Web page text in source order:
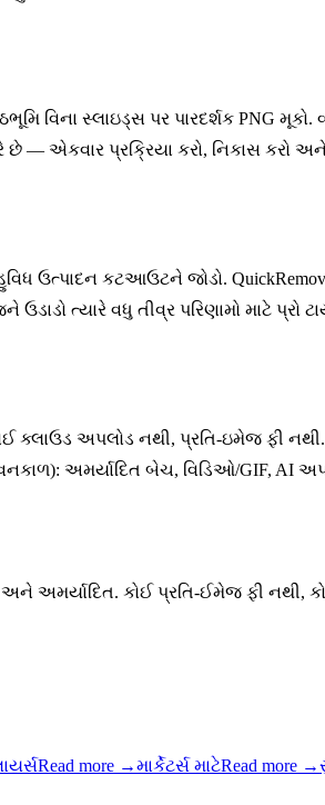
વિના સ્લાઇડ્સ પર પારદર્શક PNG
એકવાર પ્રક્રિયા કરો, નિકાસ કરો અને
ઉત્પાદન કટઆઉટને જોડો.
ત્યારે વધુ તીવ્ર પરિણામો માટે
ક્લાઉડ અપલોડ નથી, પ્રતિ-ઇમેજ ફી
અમર્યાદિત બેચ, વિડિઓ/GIF, AI
અમર્યાદિત. કોઈ પ્રતિ-ઈમેજ ફી નથી,
Read more →માર્કેટર્સ માટેRead more →